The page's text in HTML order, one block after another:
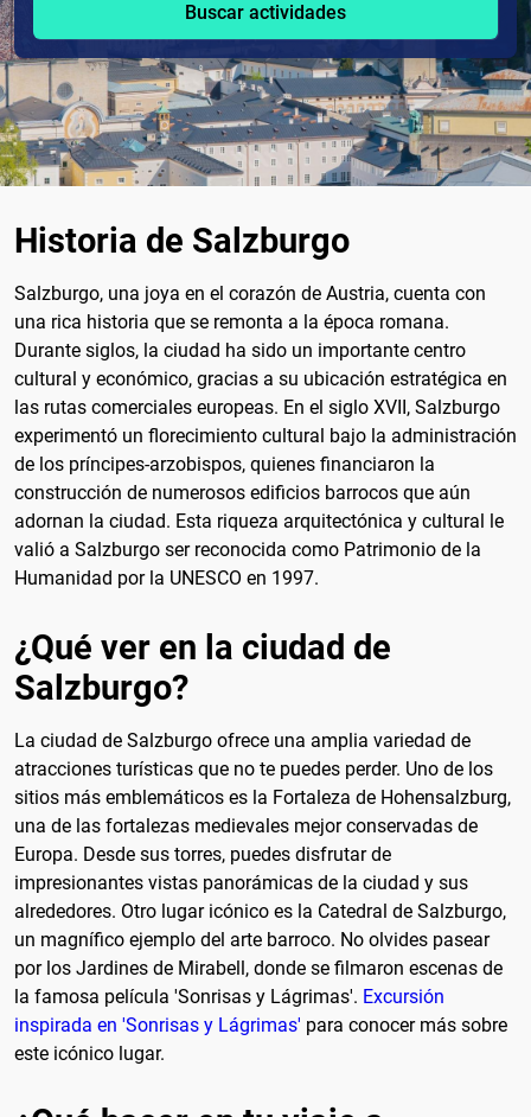
Buscar actividades
Historia de Salzburgo
Salzburgo, una joya en el corazón de Austria, cuenta con
una rica historia que se remonta a la época romana.
Durante siglos, la ciudad ha sido un importante centro
cultural y económico, gracias a su ubicación estratégica en
las rutas comerciales europeas. En el siglo XVII, Salzburgo
experimentó un florecimiento cultural bajo la administración
de los príncipes-arzobispos, quienes financiaron la
construcción de numerosos edificios barrocos que aún
adornan la ciudad. Esta riqueza arquitectónica y cultural le
valió a Salzburgo ser reconocida como Patrimonio de la
Humanidad por la UNESCO en 1997.
¿Qué ver en la ciudad de
Salzburgo?
La ciudad de Salzburgo ofrece una amplia variedad de
atracciones turísticas que no te puedes perder. Uno de los
sitios más emblemáticos es la Fortaleza de Hohensalzburg,
una de las fortalezas medievales mejor conservadas de
Europa. Desde sus torres, puedes disfrutar de
impresionantes vistas panorámicas de la ciudad y sus
alrededores. Otro lugar icónico es la Catedral de Salzburgo,
un magnífico ejemplo del arte barroco. No olvides pasear
por los Jardines de Mirabell, donde se filmaron escenas de
la famosa película 'Sonrisas y Lágrimas'. Excursión
inspirada en 'Sonrisas y Lágrimas' para conocer más sobre
este icónico lugar.